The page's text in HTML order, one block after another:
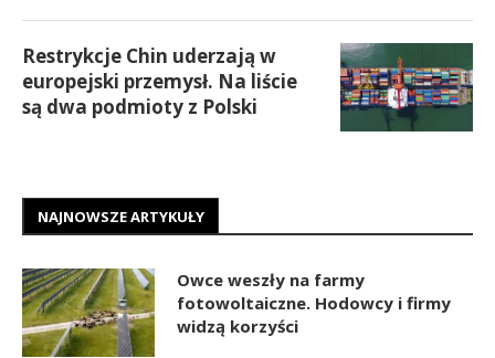
Restrykcje Chin uderzają w
europejski przemysł. Na liście
są dwa podmioty z Polski
NAJNOWSZE ARTYKUŁY
Owce weszły na farmy
fotowoltaiczne. Hodowcy i firmy
widzą korzyści